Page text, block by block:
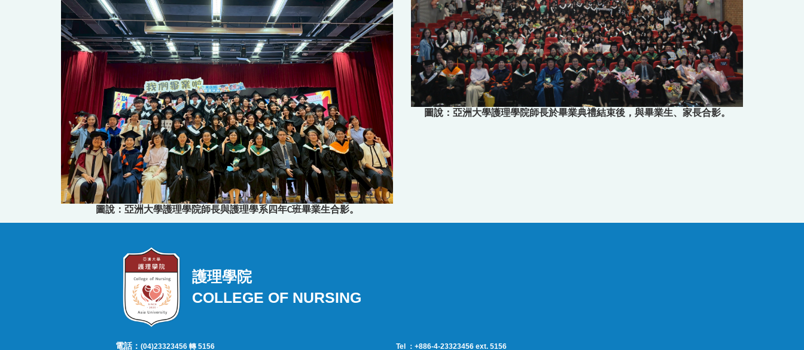
圖說：亞洲大學護理學院師長與護理學系四年C班畢業生合影。
圖說：亞洲大學護理學院師長於畢業典禮結束後，與畢業生、家長合影。
護理學院
COLLEGE OF NURSING
電話： (04)23323456 轉 5156 Tel ：+886-4-23323456 ext. 5156